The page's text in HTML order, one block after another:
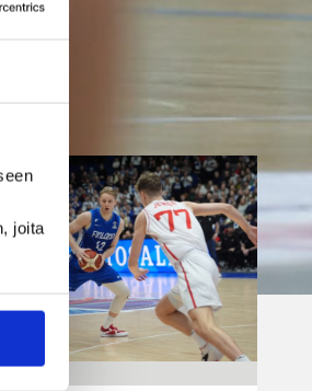
joita
viikonloppuna Helsingissä.